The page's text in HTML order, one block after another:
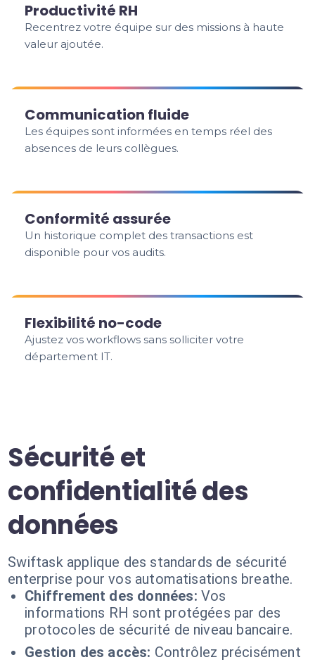
Productivité RH
Recentrez votre équipe sur des missions à haute
valeur ajoutée.
Communication fluide
Les équipes sont informées en temps réel des
absences de leurs collègues.
Conformité assurée
Un historique complet des transactions est
disponible pour vos audits.
Flexibilité no-code
Ajustez vos workflows sans solliciter votre
département IT.
Sécurité et
confidentialité des
données
Swiftask applique des standards de sécurité
enterprise pour vos automatisations breathe.
Chiffrement des données: Vos
informations RH sont protégées par des
protocoles de sécurité de niveau bancaire.
Gestion des accès: Contrôlez précisément